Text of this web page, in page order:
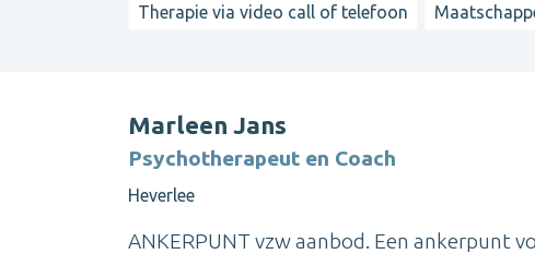
Therapie via video call of telefoon
Marleen Jans
Psychotherapeut en Coach
Heverlee
ANKERPUNT vzw aanbod. Een ankerpunt